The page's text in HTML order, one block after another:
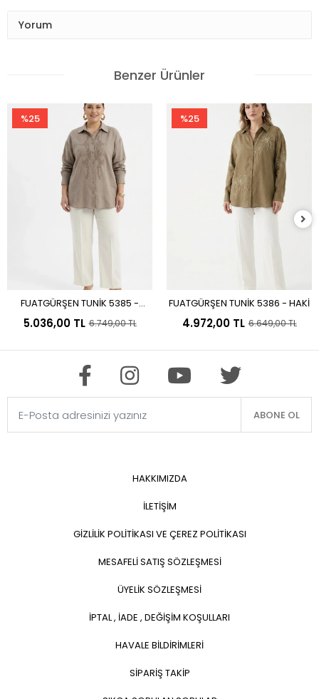
Yorum
Benzer Ürünler
%25
Sepete Ekle
FUATGÜRŞEN TUNİK 5385 -
VİZON
5.036,00 TL 6.749,00 TL
%25
Sepete Ekle
FUATGÜRŞEN TUNİK 5386 - HAKİ
4.972,00 TL 6.649,00 TL
ABONE OL
HAKKIMIZDA
İLETİŞİM
GİZLİLİK POLİTİKASI VE ÇEREZ POLİTİKASI
MESAFELİ SATIŞ SÖZLEŞMESİ
ÜYELİK SÖZLEŞMESİ
İPTAL , İADE , DEĞİŞİM KOŞULLARI
HAVALE BİLDİRİMLERİ
SİPARİŞ TAKİP